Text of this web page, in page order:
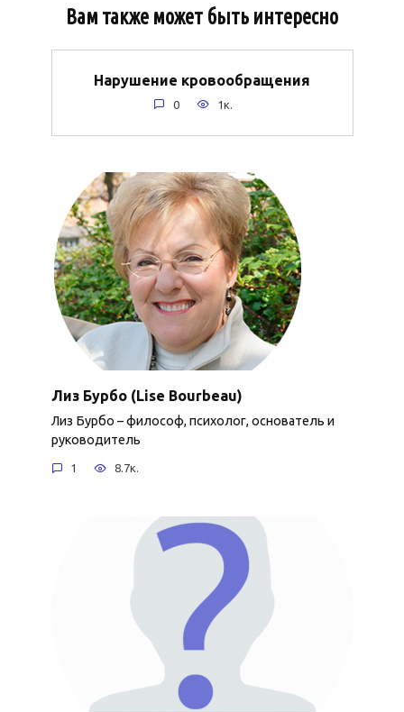
Вам также может быть интересно
Нарушение кровообращения
0 1к.
Лиз Бурбо (Lise Bourbeau)
Лиз Бурбо – философ, психолог, основатель и
руководитель
1 8.7к.